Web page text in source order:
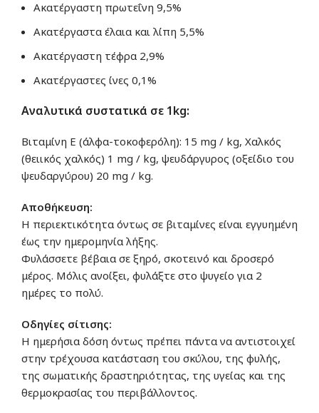
Ακατέργαστη πρωτεΐνη 9,5%
Ακατέργαστα έλαια και λίπη 5,5%
Ακατέργαστη τέφρα 2,9%
Ακατέργαστες ίνες 0,1%
Αναλυτικά συστατικά σε 1kg:
Βιταμίνη Ε (άλφα-τοκοφερόλη): 15 mg / kg, Χαλκός
(θειικός χαλκός) 1 mg / kg, ψευδάργυρος (οξείδιο του
ψευδαργύρου) 20 mg / kg.
Αποθήκευση:
Η περιεκτικότητα όντως σε βιταμίνες είναι εγγυημένη
έως την ημερομηνία λήξης.
Φυλάσσετε βέβαια σε ξηρό, σκοτεινό και δροσερό
μέρος. Μόλις ανοίξει, φυλάξτε στο ψυγείο για 2
ημέρες το πολύ.
Οδηγίες σίτισης:
Η ημερήσια δόση όντως πρέπει πάντα να αντιστοιχεί
στην τρέχουσα κατάσταση του σκύλου, της φυλής,
της σωματικής δραστηριότητας, της υγείας και της
θερμοκρασίας του περιβάλλοντος.